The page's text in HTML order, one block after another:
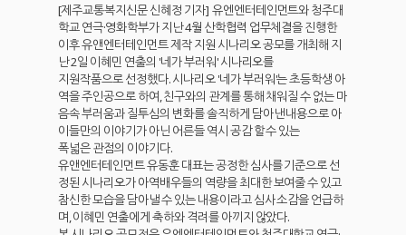
[제주교통복지신문 신혜정 기자] 유엔엔터테인먼트와 청주대
학교 연극·영화학부가 지난 4월 산학협력 업무체결을 진행한
이후 유앤엔터테인먼트 제작 지원 시나리오 공모를 개최해 지
난 2일 이혜민 연출의 '네가 부러워' 시나리오를
지원작품으로 선정했다.시나리오 '네가 부러워'는 초등학생 아
역을 주인공으로 하여, 친구와의 관계를 통해 채워질 수 없는 마
음속 부러움과 질투심의 변화를 솔직하게 담아낸 내용으로 아
이들만의 이야기가 아닌 어른들 역시 공감 할 수 있는
폭넓은 관점의 이야기다.
유앤엔터테인먼트 유동훈 대표는 공정한 심사를 기준으로 선
정된 시나리오가 아역배우들의 역량을 최대한 보여줄 수 있고
참신한 모습을 담아낼 수 있는 내용이라고 심사 소감을 언급하
며, 이혜민 연출에게 축하와 격려를 아끼지 않았다.